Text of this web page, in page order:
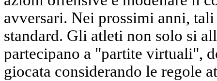
avversari. Nei prossimi anni,
standard. Gli atleti non solo si
partecipano a "partite virtuali",
giocata considerando le regole